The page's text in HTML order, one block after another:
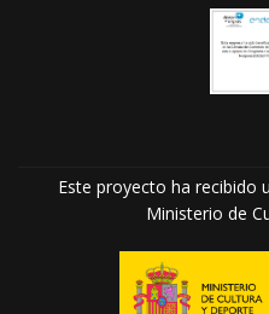
Este proyecto ha recibido
Ministerio de